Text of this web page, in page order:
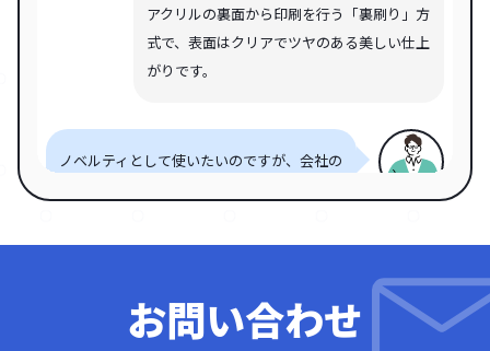
アクリルの裏面から印刷を行う「裏刷り」方
式で、表面はクリアでツヤのある美しい仕上
がりです。
ノベルティとして使いたいのですが、会社の
もちろん、 会社やブランドのロゴを使ったデ
ザインも対応可能です。
お問い合わせ